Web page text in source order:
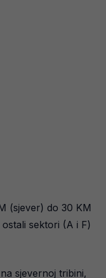
(sjever) do 30 KM
sektori (A i F)
sjevernoj tribini,